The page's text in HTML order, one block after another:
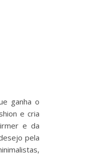
ganha o
e cria
e da
pela